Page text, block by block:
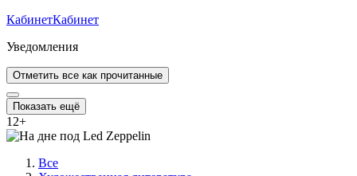
КабинетКабинет
Уведомления
Отметить все как прочитанные
Показать ещё
12+
Все